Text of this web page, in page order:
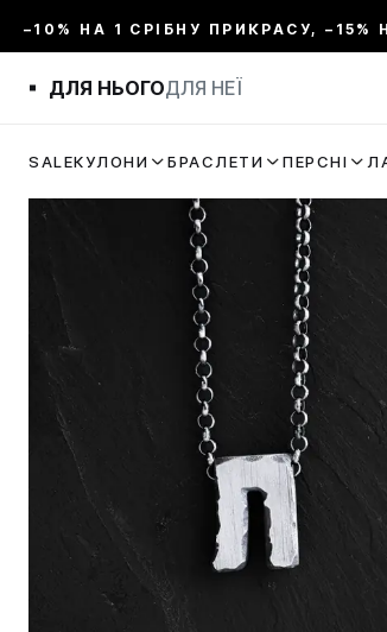
–10% НА 1 СРІБНУ ПРИКРАСУ,
ДЛЯ НЬОГОДЛЯ НЕЇ
SALEКУЛОНИ БРАСЛЕТИ ПЕРСНІ